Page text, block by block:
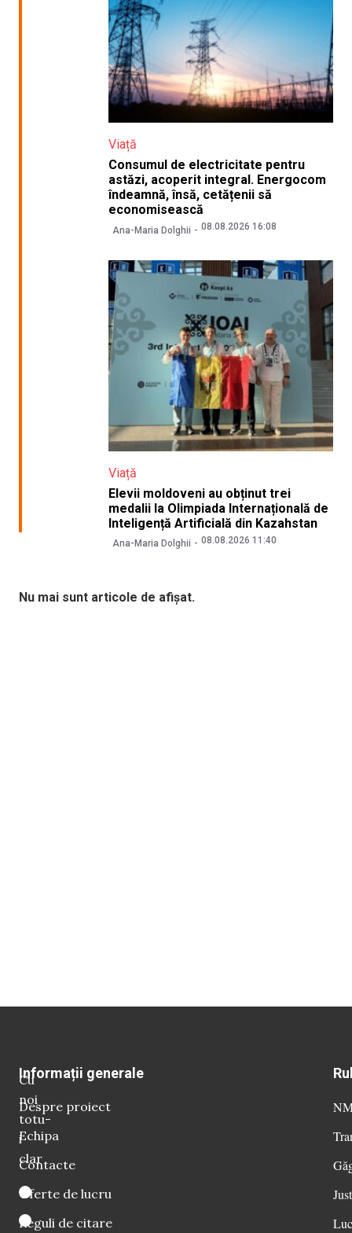
Viață
Consumul de electricitate pentru
astăzi, acoperit integral. Energocom
îndeamnă, însă, cetățenii să
economisească
Ana-Maria Dolghii 08.08.2026 16:08
Viață
Elevii moldoveni au obținut trei
medalii la Olimpiada Internațională de
Inteligență Artificială din Kazahstan
Ana-Maria Dolghii 08.08.2026 11:40
Nu mai sunt articole de afișat.
Cu
noi
totu-
i
clar
Informații generale
Despre proiect
Echipa
Contacte
Oferte de lucru
Reguli de citare